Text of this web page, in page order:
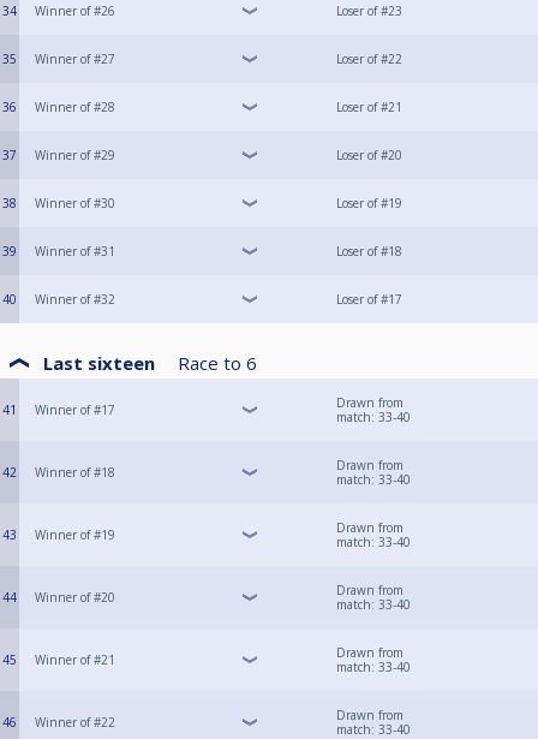
34 Winner of #26 Loser of #23
35 Winner of #27 Loser of #22
36 Winner of #28 Loser of #21
37 Winner of #29 Loser of #20
38 Winner of #30 Loser of #19
39 Winner of #31 Loser of #18
40 Winner of #32 Loser of #17
Last sixteen Race to 6
41 Winner of #17
Drawn from
match: 33-40
42 Winner of #18
Drawn from
match: 33-40
43 Winner of #19
Drawn from
match: 33-40
44 Winner of #20
Drawn from
match: 33-40
45 Winner of #21
Drawn from
match: 33-40
46 Winner of #22
Drawn from
match: 33-40